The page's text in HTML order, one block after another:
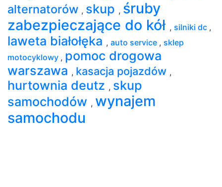
alternatorów , skup , śruby
zabezpieczające do kół , silniki dc ,
laweta białołęka , auto service , sklep
motocyklowy , pomoc drogowa
warszawa , kasacja pojazdów ,
hurtownia deutz , skup
samochodów , wynajem
samochodu